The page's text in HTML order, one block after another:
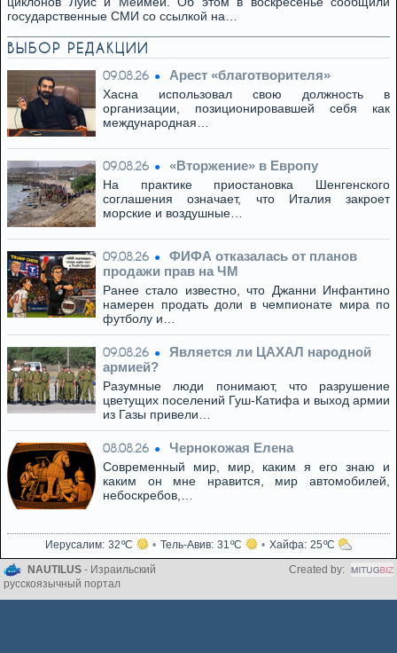
государственные СМИ со ссылкой на…
ВЫБОР РЕДАКЦИИ
09.08.26 Арест «благотворителя»
Хасна использовал свою должность в
организации, позиционировавшей себя как
международная…
09.08.26 «Вторжение» в Европу
На практике приостановка Шенгенского
соглашения означает, что Италия закроет
морские и воздушные…
09.08.26
ФИФА отказалась от планов
продажи прав на ЧМ
Ранее стало известно, что Джанни Инфантино
намерен продать доли в чемпионате мира по
футболу и…
09.08.26
Является ли ЦАХАЛ народной
армией?
Разумные люди понимают, что разрушение
цветущих поселений Гуш-Катифа и выход армии
из Газы привели…
08.08.26 Чернокожая Елена
Современный мир, мир, каким я его знаю и
каким он мне нравится, мир автомобилей,
небоскребов,…
Иерусалим 32 Тель-Авив 31 Хайфа 25
NAUTILUS - Израильский
русскоязычный портал
Created by: